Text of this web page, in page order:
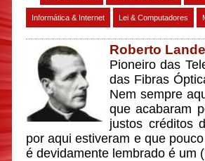
Informática & Internet Lei & Computadores
Roberto
Pioneiro das
das Fibras
Nem sempre
que acabaram
justos créditos
por aqui estiveram e que
é devidamente lembrado é um